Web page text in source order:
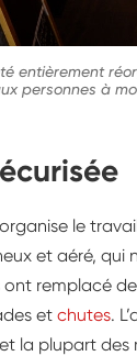
entièrement
personnes à
le
et aéré, qui
remplacé
et chutes.
la plupart des